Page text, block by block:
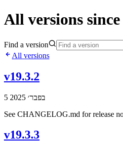
All versions since
Find a version
All versions
v19.3.2
5 בפבר׳ 2025
See CHANGELOG.md for release
v19.3.3